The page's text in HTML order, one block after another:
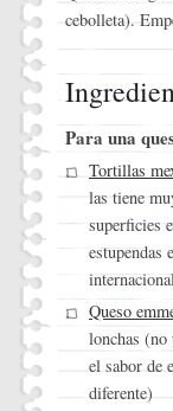
cebolleta).
Para una
Tortillas
las tiene
superficies
estupendas
Queso
lonchas (no
el sabor de
diferente)